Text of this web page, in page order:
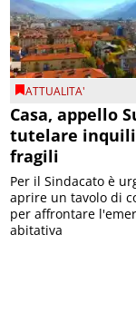
ATTUALITA'
Casa, appello
tutelare
fragili
Per il Sindacato è
aprire un tavolo di
per affrontare
abitativa